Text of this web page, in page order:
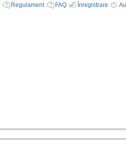
Regulament FAQ Înregistrare